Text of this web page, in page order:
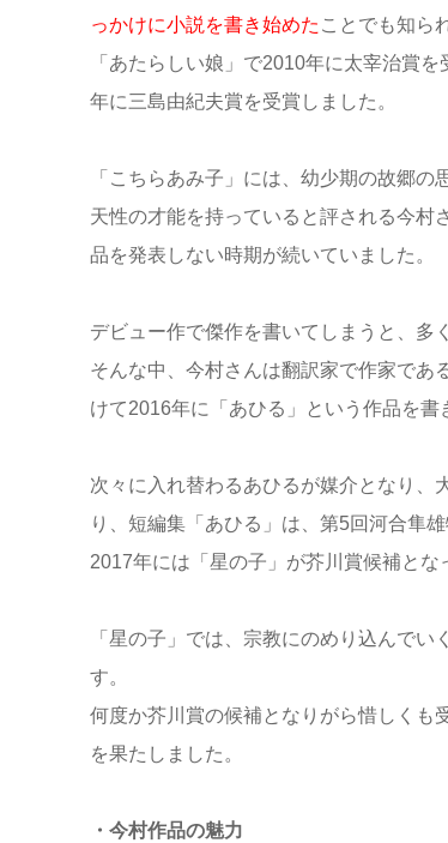
っかけに小説を書き始めた ことでも知ら
「あたらしい娘」で2010年に太宰治賞
年に三島由紀夫賞を受賞しました。
「こちらあみ子」には、幼少期の故郷の
天性の才能を持っていると評される今村
品を発表しない時期が続いていました。
デビュー作で傑作を書いてしまうと、多
そんな中、今村さんは翻訳家で作家であ
けて2016年に「あひる」という作品を書
次々に入れ替わるあひるが媒介となり、
り、短編集「あひる」は、第5回河合隼
2017年には「星の子」が芥川賞候補とな
「星の子」では、宗教にのめり込んで
す。
何度か芥川賞の候補となりがら惜しくも
を果たしました。
・今村作品の魅力